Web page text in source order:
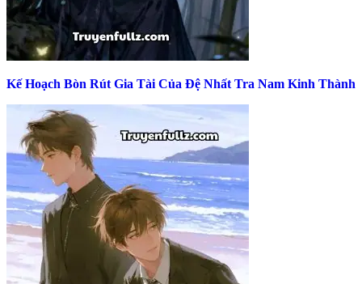
Kế Hoạch Bòn Rút Gia Tài Của Đệ Nhất Tra Nam Kinh Thành